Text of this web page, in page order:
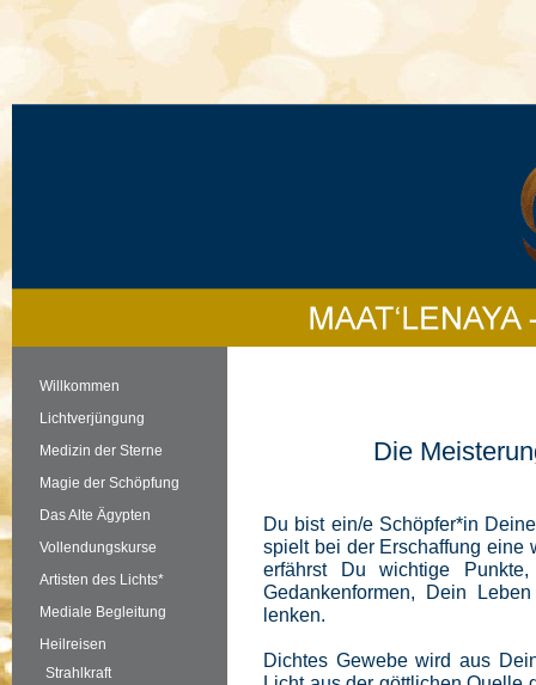
Willkommen
Lichtverjüngung
Medizin der Sterne
Magie der Schöpfung
Das Alte Ägypten
Vollendungskurse
Artisten des Lichts*
Mediale Begleitung
Heilreisen
Strahlkraft
Die
Du bist ein/e Schöpfer*in
spielt bei der Erschaffung eine
erfährst Du wichtige
Gedankenformen, Dein
lenken.
Dichtes Gewebe wird aus